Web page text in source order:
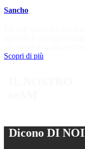
Sancho
Scopri di più
Dicono DI NOI